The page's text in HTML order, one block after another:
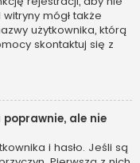
mógł także
użytkownika, którą
skontaktuj się z
ale nie
i hasło. Jeśli są